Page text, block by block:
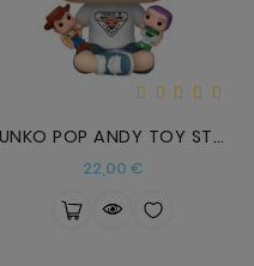
FUNKO POP ANDY TOY STORY
22,00 €Precio